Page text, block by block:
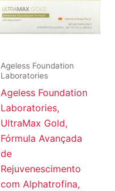
Ageless Foundation
Laboratories
Ageless Foundation
Laboratories,
UltraMax Gold,
Fórmula Avançada
de
Rejuvenescimento
com Alphatrofina,